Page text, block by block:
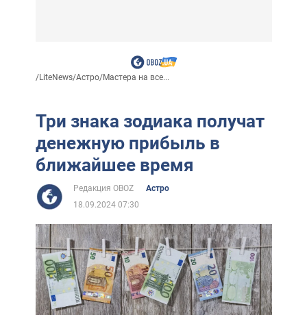
/LiteNews/Астро/Мастера на все...
Три знака зодиака получат
денежную прибыль в
ближайшее время
Редакция OBOZ
Астро
18.09.2024 07:30